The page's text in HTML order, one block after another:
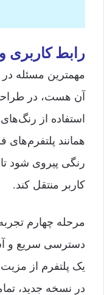
رابط کاربری
مهمترین مسئله
آن هست، در
استفاده از
همانند پلتفرم‌های
رنگی پیروی شود
کاربر منتقل کند.
مرحله چهارم
دسترسی سریع و
یک پلتفرم از
در نسخه جدید،